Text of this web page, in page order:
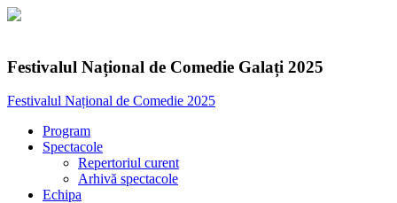
Festivalul Național de Comedie Galați 2025
Festivalul Național de Comedie 2025
Program
Spectacole
Repertoriul curent
Arhivă spectacole
Echipa